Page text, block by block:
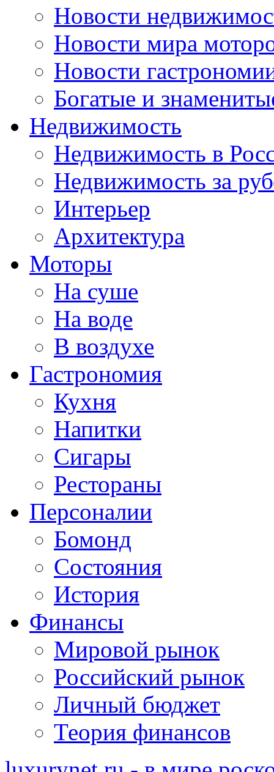
Новости
Новости мира
Новости
Богатые и
Недвижимость
Недвижимость в
Недвижимость за
Интерьер
Архитектура
Моторы
На суше
На воде
В воздухе
Гастрономия
Кухня
Напитки
Сигары
Рестораны
Персоналии
Бомонд
Состояния
История
Финансы
Мировой рынок
Российский рынок
Личный бюджет
Теория финансов